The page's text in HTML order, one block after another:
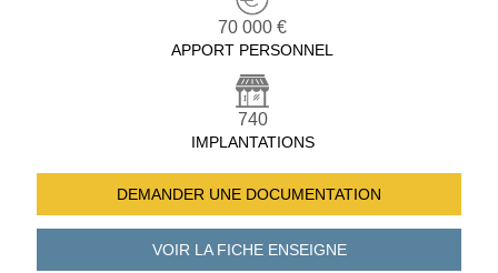
70 000 €
APPORT PERSONNEL
740
IMPLANTATIONS
DEMANDER UNE DOCUMENTATION
VOIR LA FICHEENSEIGNE